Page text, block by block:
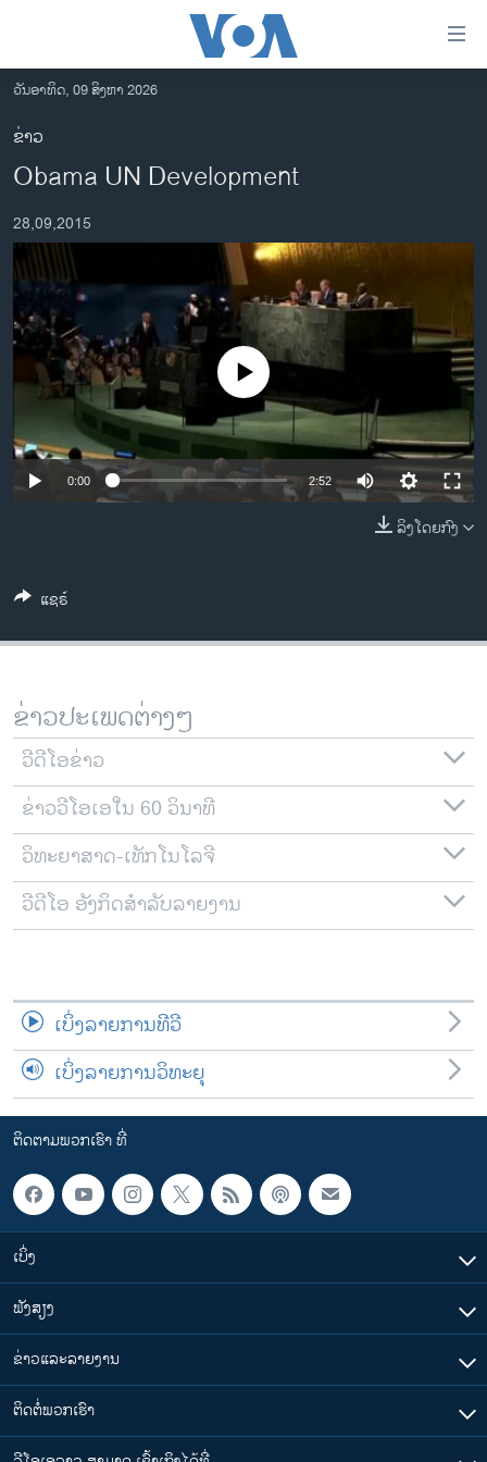
ເຂົ້າ
ຫາ
ຂ້າມ
ຂ້າມ
ໄປ
ຊອກ
ອາເມຣິກາ
ການເລືອກຕັ້ງ ປະທານາທີບໍດີ ສະຫະລັດ 2024
ຂ່າວ​ຈີນ
ໂລກ
ເອເຊຍ
ອິດສະຫຼະພາບດ້ານການຂ່າວ
ຊີວິດຊາວລາວ
ຊຸມຊົນຊາວລາວ
ວິທະຍາສາດ-ເທັກໂນໂລຈີ
ພາສາອັງກິດ
ລາຍການກະຈາຍສຽງ
ລາຍງານ
ຕິດຕາມພວກເຮົາ ທີ່
ພາສາຕ່າງໆ
ວັນອາທິດ, 09 ສິງຫາ 2026
ຂ່າວ
Obama UN Development
28,09,2015
No media source currently available
0:00 2:52
ລິງໂດຍກົງ
ແຊຣ໌
ຂ່າວປະເພດຕ່າງໆ
ວີດີໂອຂ່າວ
ຂ່າວວີໂອເອໃນ 60 ວິນາທີ
ວິທະຍາສາດ-ເທັກໂນໂລຈີ
ວີດີໂອ ອັງກິດສຳລັບລາຍງານ
ເບິ່ງລາຍການທີວີ
ເບິ່ງລາຍການວິທະຍຸ
ຕິດຕາມພວກເຮົາ ທີ່
ເບິ່ງ
ຟັງສຽງ
ຂ່າວແລະລາຍງານ
ຕິດຕໍ່ພວກເຮົາ